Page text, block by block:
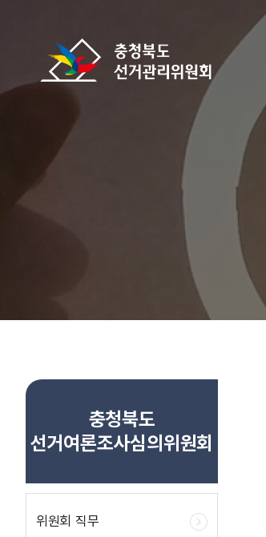
충청북도
선거여론조사심의위원회
위원회 직무